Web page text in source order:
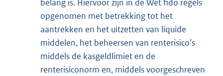
belang is. Hiervoor zijn in de Wet fido regels
opgenomen met betrekking tot het
aantrekken en het uitzetten van liquide
middelen, het beheersen van renterisico’s
middels de kasgeldlimiet en de
renterisiconorm en, middels voorgeschreven